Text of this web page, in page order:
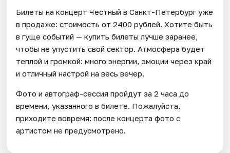
Билеты на концерт Честный в Санкт-Петербург уже
в продаже: стоимость от 2400 рублей. Хотите быть
в гуще событий — купить билеты лучше заранее,
чтобы не упустить свой сектор. Атмосфера будет
теплой и громкой: много энергии, эмоции через край
и отличный настрой на весь вечер.
Фото и автограф-сессия пройдут за 2 часа до
времени, указанного в билете. Пожалуйста,
приходите вовремя: после концерта фото с
артистом не предусмотрено.